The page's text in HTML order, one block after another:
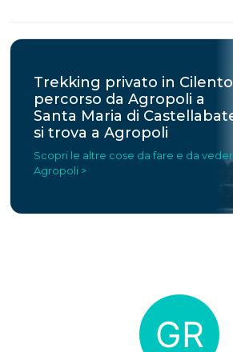
Trekking privato in
percorso da Agropoli a
Santa Maria di
si trova a Agropoli
Scopri le altre cose da fare e da
Agropoli >